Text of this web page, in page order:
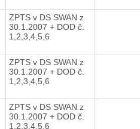
ZPTS v DS SWAN z
30.1.2007 + DOD č.
1,2,3,4,5,6
ZPTS v DS SWAN z
30.1.2007 + DOD č.
1,2,3,4,5,6
ZPTS v DS SWAN z
30.1.2007 + DOD č.
1,2,3,4,5,6